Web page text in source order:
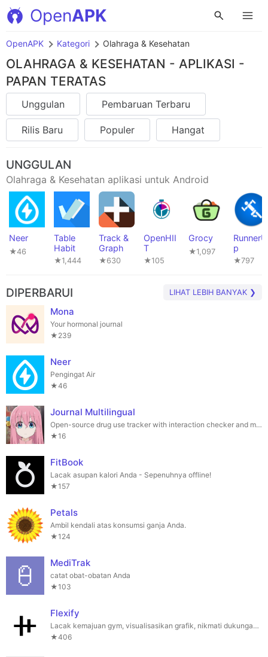
OpenAPK
OpenAPK Kategori Olahraga & Kesehatan
OLAHRAGA & KESEHATAN - APLIKASI -
PAPAN TERATAS
Unggulan Pembaruan Terbaru
Rilis Baru Populer Hangat
UNGGULAN
Olahraga & Kesehatan aplikasi untuk Android
Neer
★46
Table
Habit
★1,444
Track &
Graph
★630
OpenHII
T
★105
Grocy
★1,097
RunnerU
p
★797
DIPERBARUI LIHAT LEBIH BANYAK ❯
Mona
Your hormonal journal
★239
Neer
Pengingat Air
★46
Journal Multilingual
Open-source drug use tracker with interaction checker and multilingual support.
★16
FitBook
Lacak asupan kalori Anda - Sepenuhnya offline!
★157
Petals
Ambil kendali atas konsumsi ganja Anda.
★124
MediTrak
catat obat-obatan Anda
★103
Flexify
Lacak kemajuan gym, visualisasikan grafik, nikmati dukungan offline & pengatur waktu.
★406